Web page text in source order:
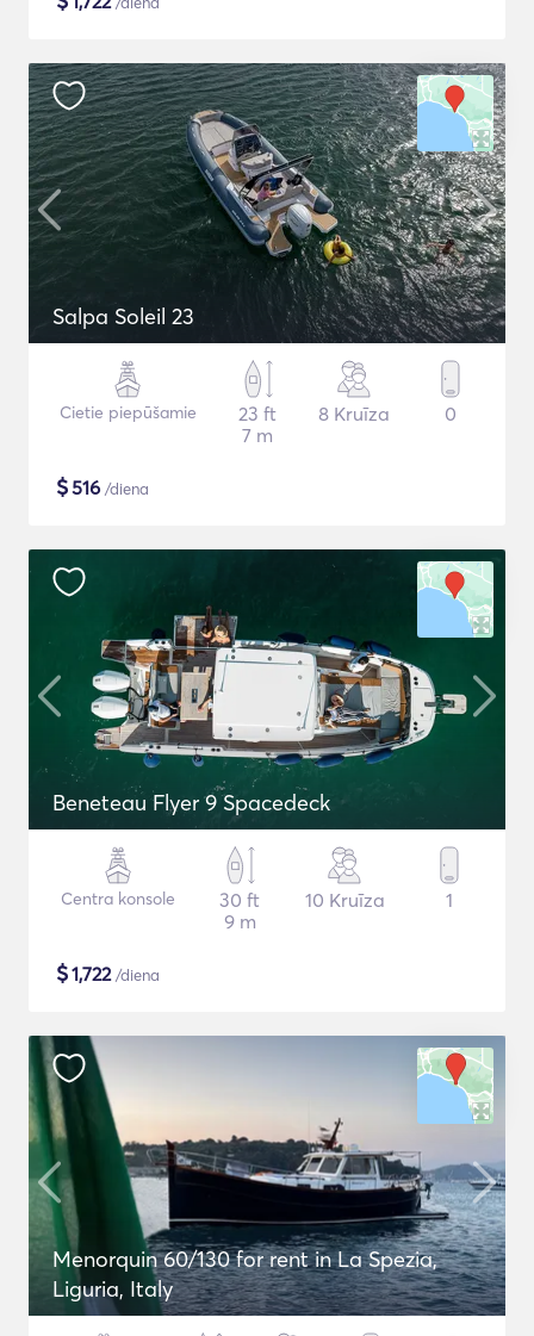
Salpa Soleil 23
Cietie piepūšamie
23 ft
7 m
8 Kruīza 0
$516 /diena
Beneteau Flyer 9 Spacedeck
Centra konsole
30 ft
9 m
10 Kruīza 1
$1,722/diena
Menorquin 60/130 for rent in La Spezia,
Liguria, Italy